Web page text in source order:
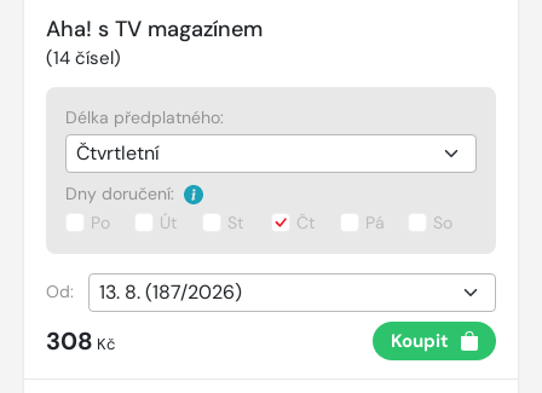
Aha! s TV magazínem
(14 čísel)
Délka předplatného:
Dny doručení:
Po
Út St Čt Pá So
Od:
308 Kč Koupit